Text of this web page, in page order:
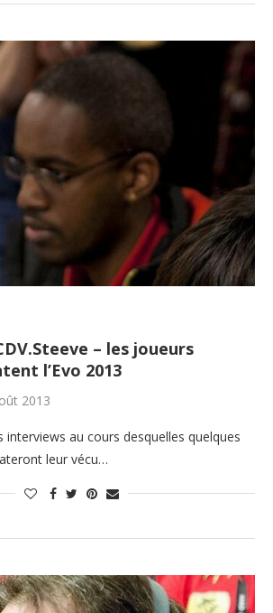
– les joueurs
l’Evo 2013
2013
interviews au cours desquelles quelques
leur vécu…